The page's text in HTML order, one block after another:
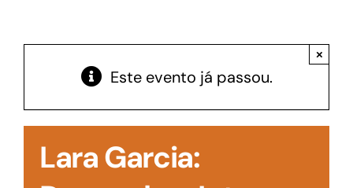
Acesso à Informação
Este evento já passou.
×
Lara Garcia: